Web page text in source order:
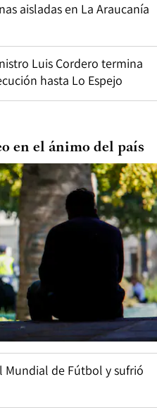
aisladas en La Araucanía
Luis Cordero termina
hasta Lo Espejo
en el ánimo del país
Mundial de Fútbol y sufrió